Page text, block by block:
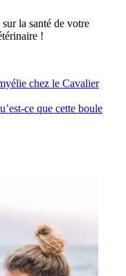
la santé de votre
!
chez le Cavalier
ce que cette boule